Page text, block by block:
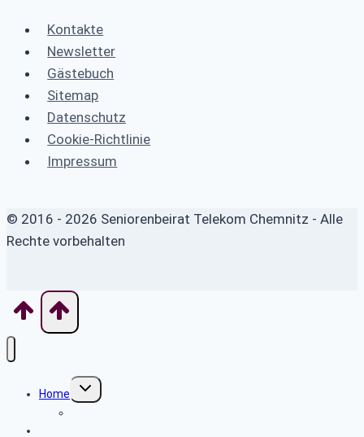
Kontakte
Newsletter
Gästebuch
Sitemap
Datenschutz
Cookie-Richtlinie
Impressum
© 2016 - 2026 Seniorenbeirat Telekom Chemnitz - Alle
Rechte vorbehalten
Home
Untermenü
umschalten